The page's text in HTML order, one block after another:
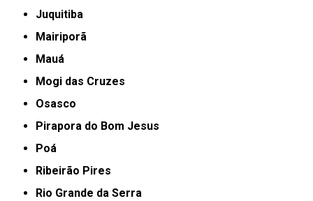
Juquitiba
Mairiporã
Mauá
Mogi das Cruzes
Osasco
Pirapora do Bom Jesus
Poá
Ribeirão Pires
Rio Grande da Serra